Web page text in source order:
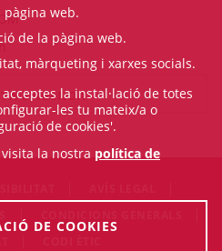
L'AGENDA
web.
de la pàgina web.
màrqueting i xarxes socials.
la instal·lació de totes
les tu mateix/a o
de cookies'.
la nostra política de
DE COOKIES